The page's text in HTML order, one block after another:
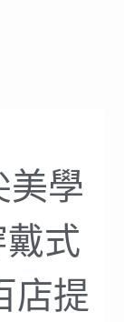
學
式
店提